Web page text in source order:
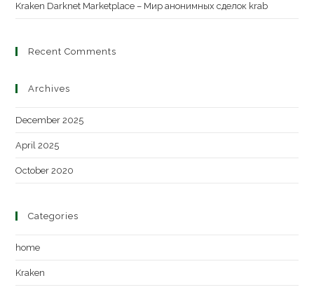
Kraken Darknet Marketplace – Мир анонимных сделок krab
Recent Comments
Archives
December 2025
April 2025
October 2020
Categories
home
Kraken